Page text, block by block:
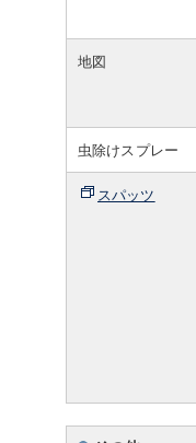
地図
虫除けスプレー
スパッツ